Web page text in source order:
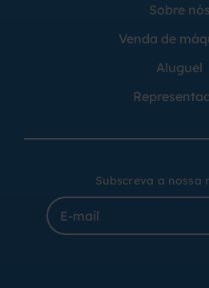
Sobre nós
Venda de
Aluguel
Subscreva a nossa